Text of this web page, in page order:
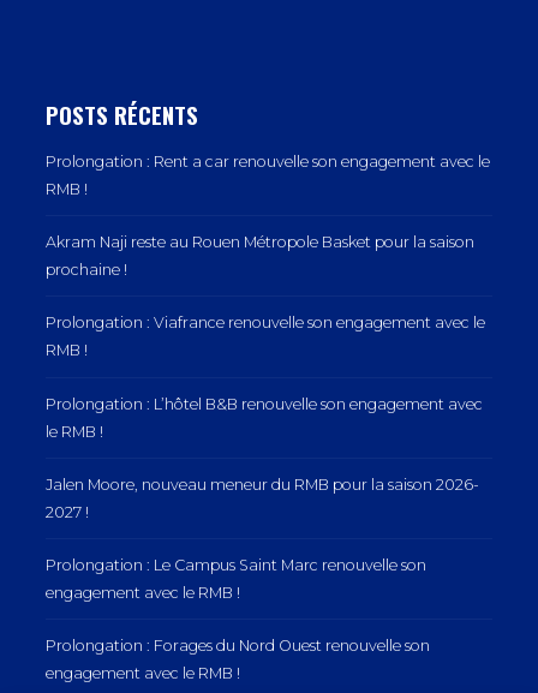
POSTS RÉCENTS
Prolongation : Rent a car renouvelle son engagement avec le
RMB !
Akram Naji reste au Rouen Métropole Basket pour la saison
prochaine !
Prolongation : Viafrance renouvelle son engagement avec le
RMB !
Prolongation : L’hôtel B&B renouvelle son engagement avec
le RMB !
Jalen Moore, nouveau meneur du RMB pour la saison 2026-
2027 !
Prolongation : Le Campus Saint Marc renouvelle son
engagement avec le RMB !
Prolongation : Forages du Nord Ouest renouvelle son
engagement avec le RMB !